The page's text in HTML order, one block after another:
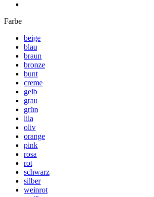
Farbe
beige
blau
braun
bronze
bunt
creme
gelb
grau
grün
lila
oliv
orange
pink
rosa
rot
schwarz
silber
weinrot